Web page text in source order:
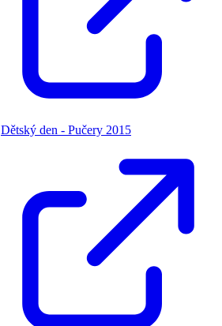
Dětský den - Pučery 2015